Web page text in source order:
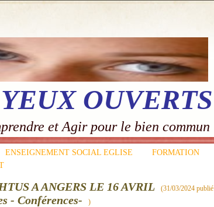
OUVERTS
et Agir pour le bien commun
ENSEIGNEMENT SOCIAL EGLISE
FORMATION
A ANGERS LE 16 AVRIL (31/03/2024 publié
- Conférences- )